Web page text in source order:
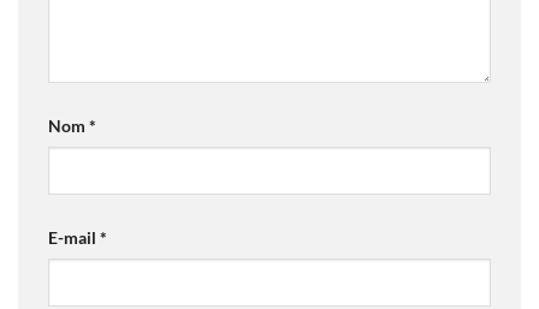
Nom *
E-mail *